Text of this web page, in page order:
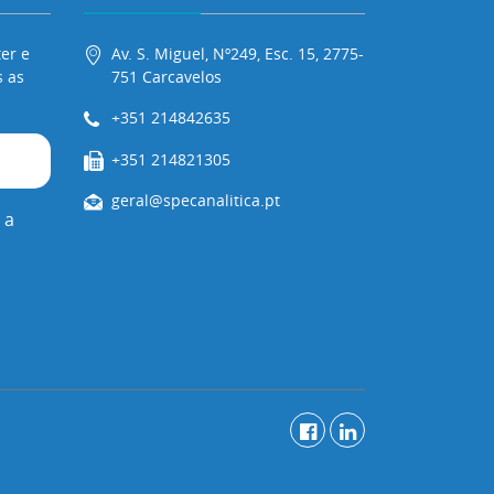
e
as
Av. S. Miguel, Nº249, Esc. 15, 2775-
751 Carcavelos
+351 214842635
+351 214821305
geral@specanalitica.pt